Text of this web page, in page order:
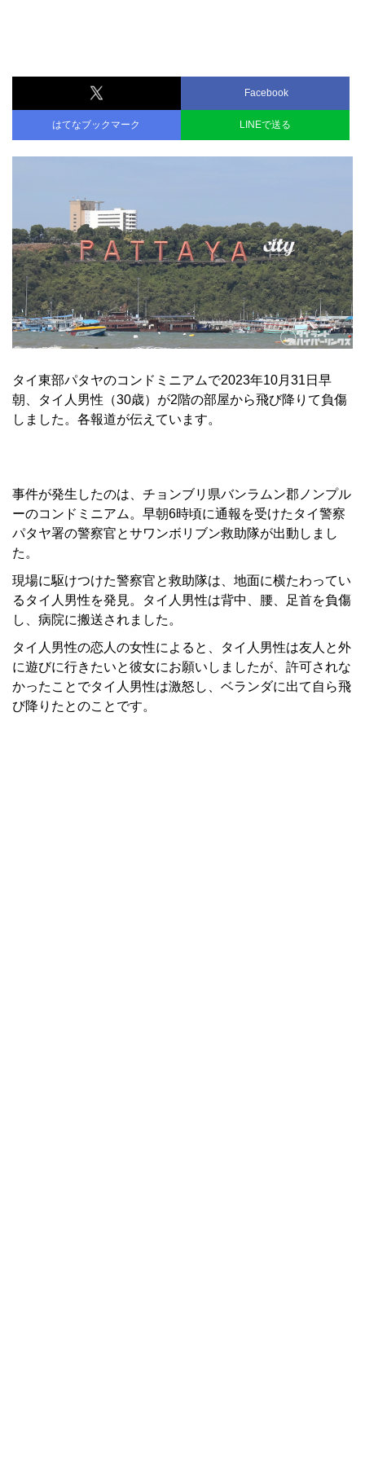
Facebook
はてなブックマーク LINEで送る
タイ東部パタヤのコンドミニアムで2023年10月31日早
朝、タイ人男性（30歳）が2階の部屋から飛び降りて負傷
しました。各報道が伝えています。
事件が発生したのは、チョンブリ県バンラムン郡ノンプル
ーのコンドミニアム。早朝6時頃に通報を受けたタイ警察
パタヤ署の警察官とサワンボリブン救助隊が出動しまし
た。
現場に駆けつけた警察官と救助隊は、地面に横たわってい
るタイ人男性を発見。タイ人男性は背中、腰、足首を負傷
し、病院に搬送されました。
タイ人男性の恋人の女性によると、タイ人男性は友人と外
に遊びに行きたいと彼女にお願いしましたが、許可されな
かったことでタイ人男性は激怒し、ベランダに出て自ら飛
び降りたとのことです。